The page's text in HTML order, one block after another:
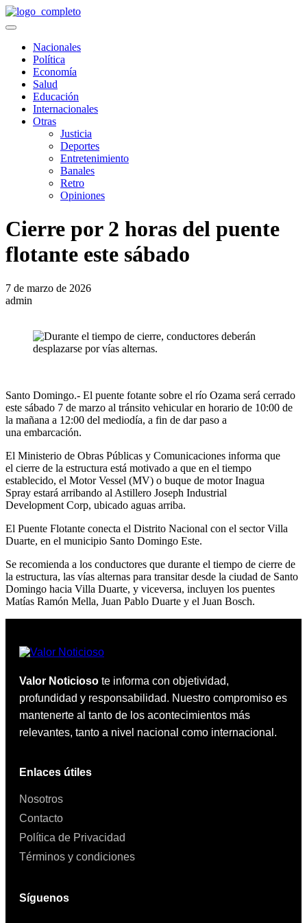
Nacionales
Política
Economía
Salud
Educación
Internacionales
Otras
Justicia
Deportes
Entretenimiento
Banales
Retro
Opiniones
Cierre por 2 horas del puente
flotante este sábado
7 de marzo de 2026
admin
Santo Domingo.- El puente fotante sobre el río Ozama será cerrado
este sábado 7 de marzo al tránsito vehicular en horario de 10:00 de
la mañana a 12:00 del mediodía, a fin de dar paso a
una embarcación.
El Ministerio de Obras Públicas y Comunicaciones informa que
el cierre de la estructura está motivado a que en el tiempo
establecido, el Motor Vessel (MV) o buque de motor Inagua
Spray estará arribando al Astillero Joseph Industrial
Development Corp, ubicado aguas arriba.
El Puente Flotante conecta el Distrito Nacional con el sector Villa
Duarte, en el municipio Santo Domingo Este.
Se recomienda a los conductores que durante el tiempo de cierre de
la estructura, las vías alternas para transitar desde la ciudad de Santo
Domingo hacia Villa Duarte, y viceversa, incluyen los puentes
Matías Ramón Mella, Juan Pablo Duarte y el Juan Bosch.
Valor Noticioso te informa con objetividad,
profundidad y responsabilidad. Nuestro compromiso es
mantenerte al tanto de los acontecimientos más
relevantes, tanto a nivel nacional como internacional.
Enlaces útiles
Nosotros
Contacto
Política de Privacidad
Términos y condiciones
Síguenos